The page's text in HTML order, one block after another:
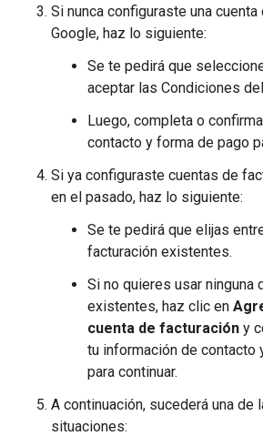
Si nunca configuraste una
Google, haz lo siguiente:
Se te pedirá que
aceptar las Condiciones
Luego, completa o
contacto y forma de pago
Si ya configuraste cuentas de
en el pasado, haz lo siguiente:
Se te pedirá que elijas
facturación existentes.
Si no quieres usar ninguna
existentes, haz clic en
cuenta de facturación y
tu información de contacto
para continuar.
A continuación, sucederá una de
situaciones: